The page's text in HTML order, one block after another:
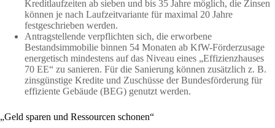
Kreditlaufzeiten ab sieben und bis 35 Jahre möglich, die Zinsen
können je nach Laufzeitvariante für maximal 20 Jahre
festgeschrieben werden.
Antragstellende verpflichten sich, die erworbene
Bestandsimmobilie binnen 54 Monaten ab KfW-Förderzusage
energetisch mindestens auf das Niveau eines „Effizienzhauses
70 EE“ zu sanieren. Für die Sanierung können zusätzlich z. B.
zinsgünstige Kredite und Zuschüsse der Bundesförderung für
effiziente Gebäude (BEG) genutzt werden.
„Geld sparen und Ressourcen schonen“